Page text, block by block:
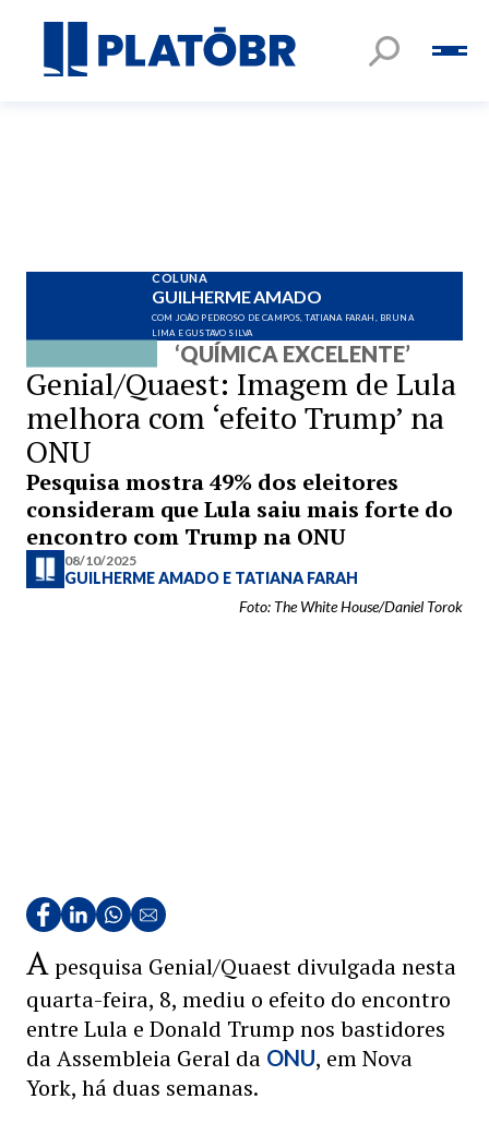
COLUNA
GUILHERME AMADO
COM JOÃO PEDROSO DE CAMPOS, TATIANA FARAH, BRUNA
LIMA E GUSTAVO SILVA
‘QUÍMICA EXCELENTE’
Genial/Quaest: Imagem de Lula
melhora com ‘efeito Trump’ na
ONU
Pesquisa mostra 49% dos eleitores
consideram que Lula saiu mais forte do
encontro com Trump na ONU
08/10/2025
GUILHERME AMADO E TATIANA FARAH
Foto: The White House/Daniel Torok
Apesquisa Genial/Quaest divulgada nesta
quarta-feira, 8, mediu o efeito do encontro
entre Lula e Donald Trump nos bastidores
da Assembleia Geral da ONU, em Nova
York, há duas semanas.